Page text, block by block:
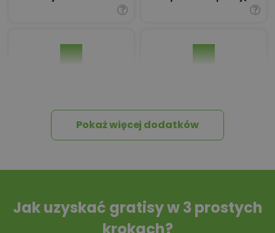
Tablica informacyjna
Przydomowa
Pokaż więcej dodatków
Jak uzyskać gratisy w 3 prostych